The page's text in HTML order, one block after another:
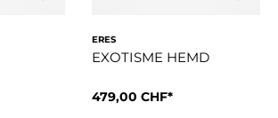
Top mit U-Boot-Ausschnitt, das durch
ERES
EXOTISME HEMD
Das Hemd Exotisme aus
479,00 CHF*